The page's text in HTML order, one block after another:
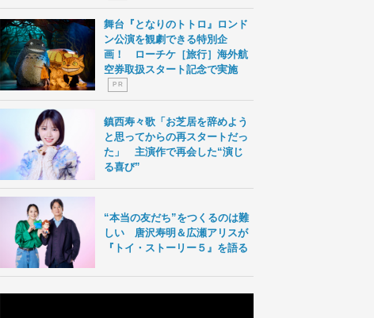
舞台『となりのトトロ』ロンド
ン公演を観劇できる特別企
画！ ローチケ［旅行］海外航
空券取扱スタート記念で実施
P R
鎮西寿々歌「お芝居を辞めよう
と思ってからの再スタートだっ
た」 主演作で再会した“演じ
る喜び”
“本当の友だち”をつくるのは難
しい 唐沢寿明＆広瀬アリスが
『トイ・ストーリー５』を語る